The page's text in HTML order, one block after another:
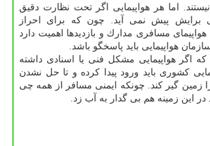
اما هر هواپیمایی اگر تحت نظارت دقیق
برایش پیش نمی آید. چون كه برای احراز
مسافری مدارك و بازدیدها اهمیت دارد
هواپیمایی باید پاسخگو باشد.
كه اگر هواپیمایی مشكل فنی یا اسنادی داشته
كشوری باید ورود پیدا كرده و تا حل نشدن
زمین گیر كند. چونكه ایمنی مسافر از همه چی
در این زمینه هم بی گدار به آب زد.